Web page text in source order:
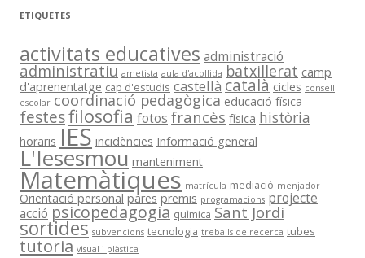
ETIQUETES
activitats educatives administració
administratiu ametista aula d'acollida batxillerat camp
d'aprenentatge cap d'estudis castellà català cicles consell
escolar coordinació pedagògica educació física
festesfilosofia fotos francès física història
horaris IES incidències Informació general
L'Iesesmou manteniment
Matemàtiques matrícula mediació menjador
Orientació personal pares premis programacions projecte
acció psicopedagogia quìmica Sant Jordi
sortides subvencions tecnologia treballs de recerca tubes
tutoria visual i plàstica